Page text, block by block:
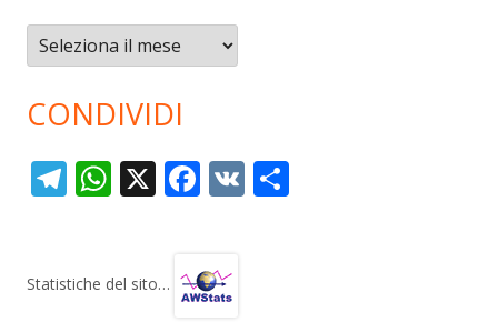
Archivi
CONDIVIDI
T
gr
W
s
X F
b
V
Statistiche del sito…